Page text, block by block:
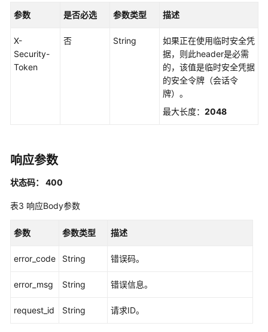
属
限
集
理
分
管
参数 是否必选 参数类型 描述
X-
Security-
Token
否 String
如果正在使用临时安全凭
据，则此header是必需
的，该值是临时安全凭据
的安全令牌（会话令
牌）。
最大长度： 2048
响应参数
状态码： 400
表3 响应Body参数
参数 参数类型 描述
error_code String 错误码。
error_msg String 错误信息。
request_id String 请求ID。